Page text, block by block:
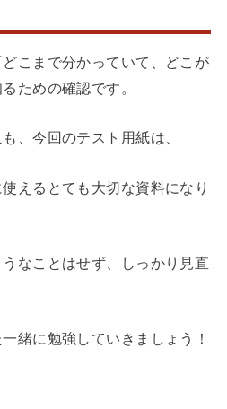
こまで分かっていて、どこが
ための確認です。
、今回のテスト用紙は、
えるとても大切な資料になり
なことはせず、しっかり見直
緒に勉強していきましょう！